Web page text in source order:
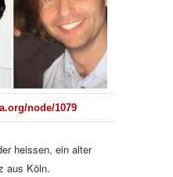
node/1079
heissen, ein alter
aus Köln.